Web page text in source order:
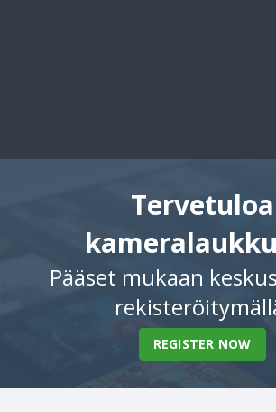
Tervetuloa
Pääset mukaan
REGISTER NOW